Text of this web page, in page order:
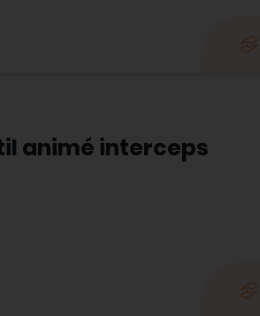
animé interceps